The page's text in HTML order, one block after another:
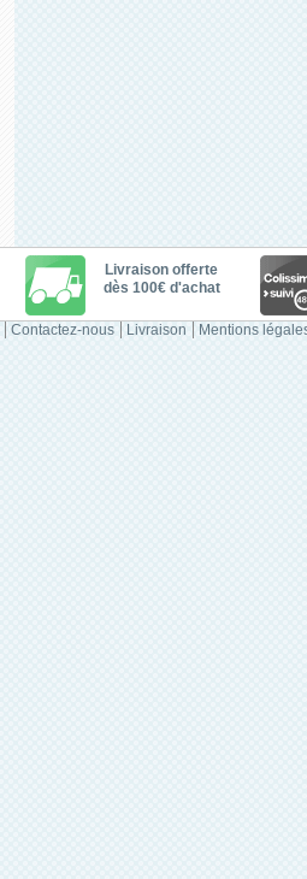
Livraison offerte
dès 100€ d'achat
Contactez-nous Livraison Mentions